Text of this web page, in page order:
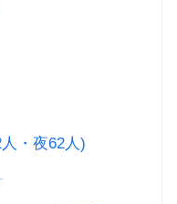
・夜62人)